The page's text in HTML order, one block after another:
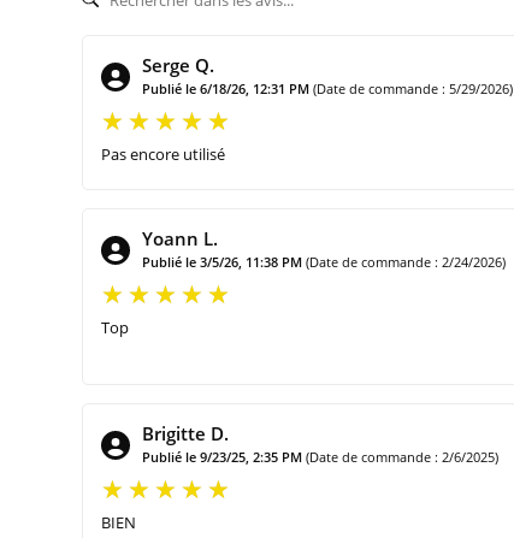
Serge Q.
Publié le 6/18/26, 12:31 PM (Date de commande : 5/29/2026)
Pas encore utilisé
Yoann L.
Publié le 3/5/26, 11:38 PM (Date de commande : 2/24/2026)
Top
Brigitte D.
Publié le 9/23/25, 2:35 PM (Date de commande : 2/6/2025)
BIEN